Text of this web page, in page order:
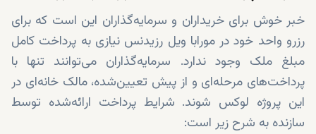
خبر خوش برای خریداران و سرمایه‌گذاران این است که برای
رزرو واحد خود در مورابا ویل رزیدنس نیازی به پرداخت کامل
مبلغ ملک وجود ندارد. سرمایه‌گذاران می‌توانند تنها با
پرداخت‌های مرحله‌ای و از پیش تعیین‌شده، مالک خانه‌ای در
این پروژه لوکس شوند. شرایط پرداخت ارائه‌شده توسط
سازنده به شرح زیر است: